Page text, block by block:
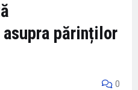
părinților
0